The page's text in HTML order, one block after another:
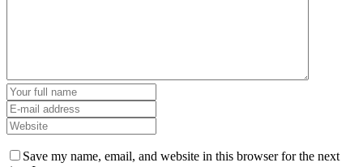
Save my name, email, and website in this browser for the next